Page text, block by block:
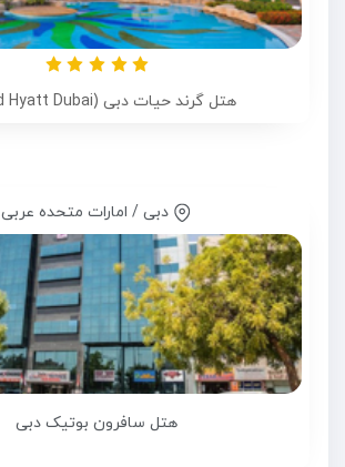
هتل گرند حیات دبی (Grand Hyatt Dubai)
دبی / امارات متحده عربی
هتل سافرون بوتیک دبی